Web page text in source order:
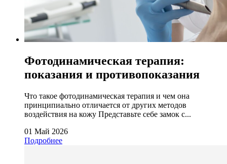
Фотодинамическая терапия:
показания и противопоказания
Что такое фотодинамическая терапия и чем она
принципиально отличается от других методов
воздействия на кожу Представьте себе замок с...
01 Май 2026
Подробнее